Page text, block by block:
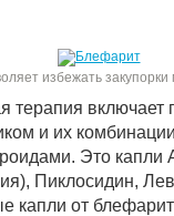
избежать
терапия включает
и их
Это капли
Пиклосидин,
капли от